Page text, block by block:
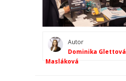
Autor
Dominika Glettová
Masláková